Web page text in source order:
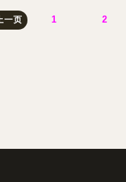
上一页 1 2